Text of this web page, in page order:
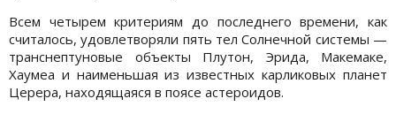
Всем четырем критериям до последнего времени, как
считалось, удовлетворяли пять тел Солнечной системы —
транснептуновые объекты Плутон, Эрида, Макемаке,
Хаумеа и наименьшая из известных карликовых планет
Церера, находящаяся в поясе астероидов.